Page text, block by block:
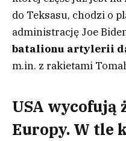
do Teksasu, chodzi o
administrację Joe
batalionu artylerii
m.in. z rakietami
USA wycofują
Europy. W tle